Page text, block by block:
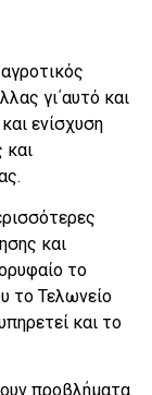
γι΄αυτό και
ενίσχυση
και
και
το
το Τελωνείο
και το
προβλήματα